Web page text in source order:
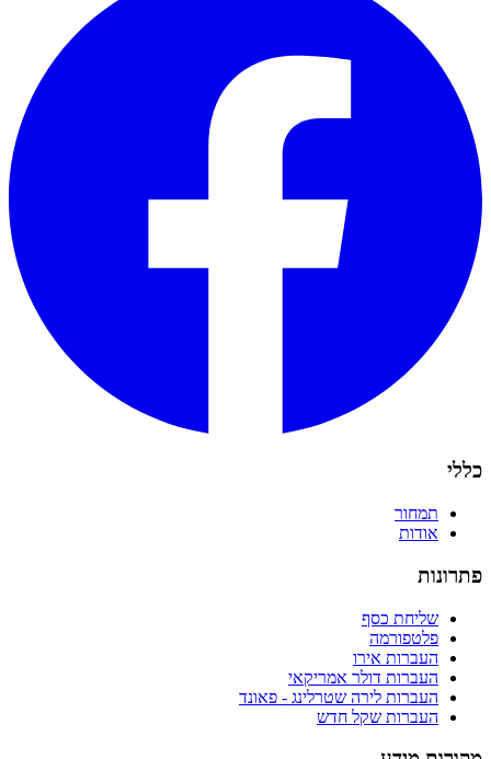
כללי
תמחור
אודות
פתרונות
שליחת כסף
פלטפורמה
העברות אירו
העברות דולר אמריקאי
העברות לירה שטרלינג - פאונד
העברות שקל חדש